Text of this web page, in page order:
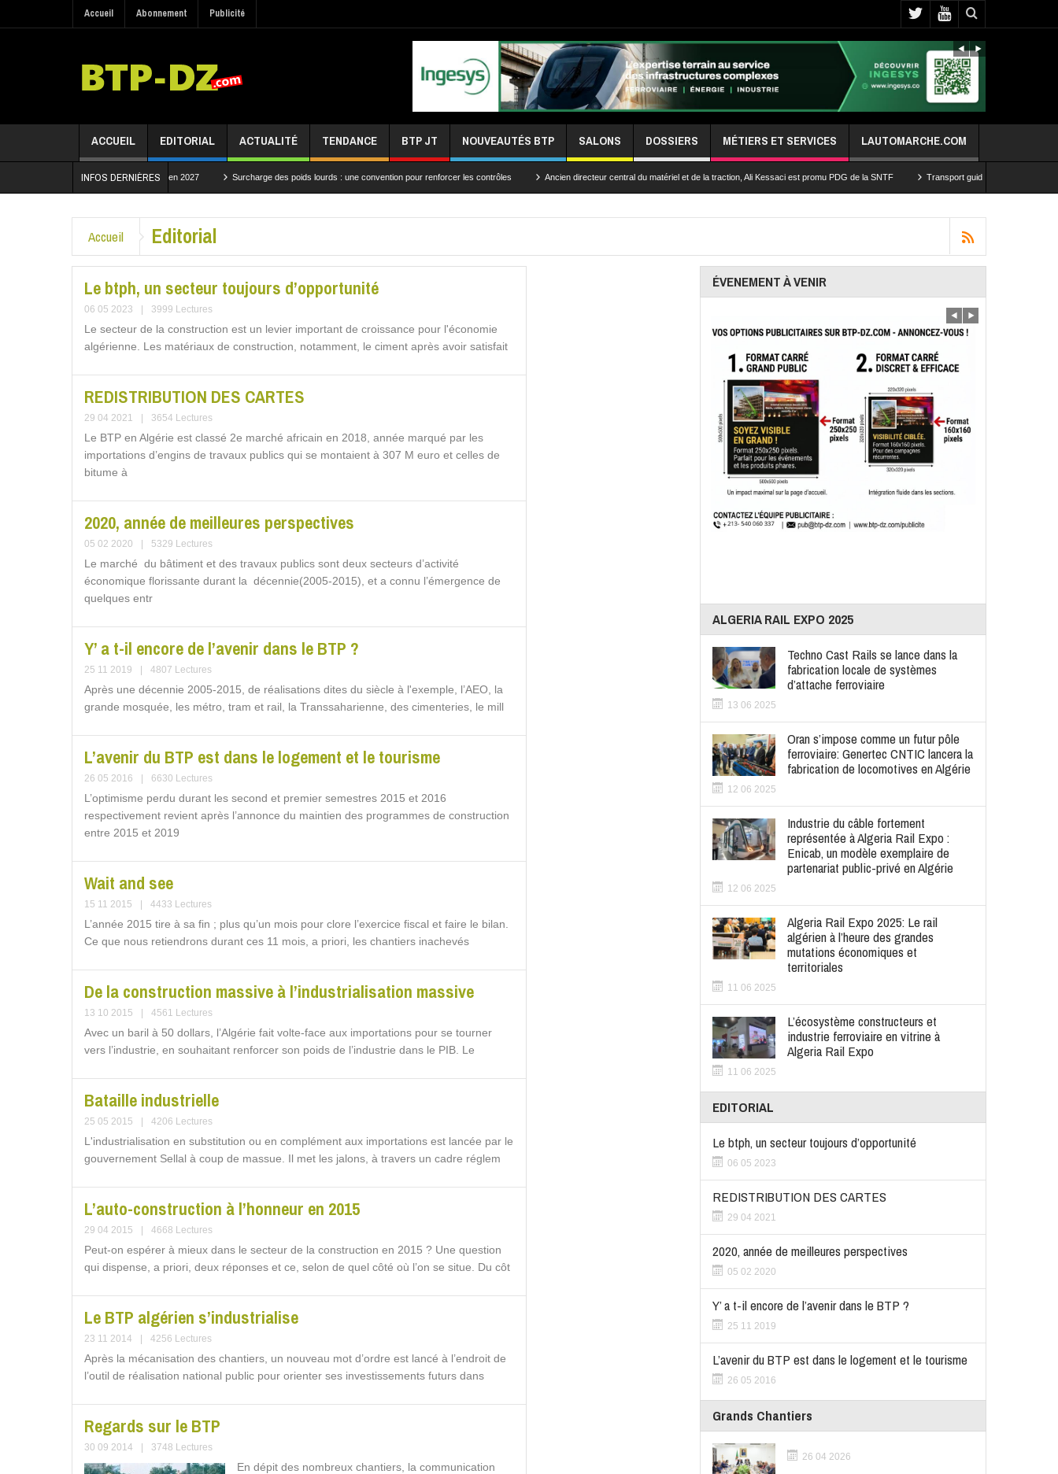
Accueil Abonnement Publicité
ACCUEIL EDITORIAL ACTUALITÉ TENDANCE BTP JT NOUVEAUTÉS BTP SALONS DOSSIERS MÉTIERS ET SERVICES LAUTOMARCHE.COM
INFOS DERNIÈRES
un projet structurant attendu en 2027 Surcharge des poids lourds : une convention pour renforcer les contrôles Ancien directeur central du matériel et de la traction, Ali Kessaci est promu PDG de la SNTF Transport guidé de la capitale: les travaux
Accueil Editorial
Le btph, un secteur toujours d’opportunité
06 05 2023 3999 Lectures
Le secteur de la construction est un levier important de croissance pour l'économie
algérienne. Les matériaux de construction, notamment, le ciment après avoir satisfait
REDISTRIBUTION DES CARTES
29 04 2021 3654 Lectures
Le BTP en Algérie est classé 2e marché africain en 2018, année marqué par les
importations d’engins de travaux publics qui se montaient à 307 M euro et celles de
bitume à
2020, année de meilleures perspectives
05 02 2020 5329 Lectures
Le marché du bâtiment et des travaux publics sont deux secteurs d’activité
économique florissante durant la décennie(2005-2015), et a connu l’émergence de
quelques entr
Y’ a t-il encore de l’avenir dans le BTP ?
25 11 2019 4807 Lectures
Après une décennie 2005-2015, de réalisations dites du siècle à l'exemple, l’AEO, la
grande mosquée, les métro, tram et rail, la Transsaharienne, des cimenteries, le mill
L’avenir du BTP est dans le logement et le tourisme
26 05 2016 6630 Lectures
L’optimisme perdu durant les second et premier semestres 2015 et 2016
respectivement revient après l’annonce du maintien des programmes de construction
entre 2015 et 2019
Wait and see
15 11 2015 4433 Lectures
L’année 2015 tire à sa fin ; plus qu’un mois pour clore l’exercice fiscal et faire le bilan.
Ce que nous retiendrons durant ces 11 mois, a priori, les chantiers inachevés
De la construction massive à l’industrialisation massive
13 10 2015 4561 Lectures
Avec un baril à 50 dollars, l’Algérie fait volte-face aux importations pour se tourner
vers l’industrie, en souhaitant renforcer son poids de l’industrie dans le PIB. Le
Bataille industrielle
25 05 2015 4206 Lectures
L'industrialisation en substitution ou en complément aux importations est lancée par le
gouvernement Sellal à coup de massue. Il met les jalons, à travers un cadre réglem
L’auto-construction à l’honneur en 2015
29 04 2015 4668 Lectures
Peut-on espérer à mieux dans le secteur de la construction en 2015 ? Une question
qui dispense, a priori, deux réponses et ce, selon de quel côté où l’on se situe. Du côt
Le BTP algérien s’industrialise
23 11 2014 4256 Lectures
Après la mécanisation des chantiers, un nouveau mot d’ordre est lancé à l’endroit de
l’outil de réalisation national public pour orienter ses investissements futurs dans
Regards sur le BTP
30 09 2014 3748 Lectures
En dépit des nombreux chantiers, la communication
ÉVENEMENT À VENIR
ALGERIA RAIL EXPO 2025
Techno Cast Rails se lance dans la
fabrication locale de systèmes
d’attache ferroviaire
13 06 2025
Oran s’impose comme un futur pôle
ferroviaire: Genertec CNTIC lancera la
fabrication de locomotives en Algérie
12 06 2025
Industrie du câble fortement
représentée à Algeria Rail Expo :
Enicab, un modèle exemplaire de
partenariat public-privé en Algérie
12 06 2025
Algeria Rail Expo 2025: Le rail
algérien à l’heure des grandes
mutations économiques et
territoriales
11 06 2025
L’écosystème constructeurs et
industrie ferroviaire en vitrine à
Algeria Rail Expo
11 06 2025
EDITORIAL
Le btph, un secteur toujours d’opportunité
06 05 2023
REDISTRIBUTION DES CARTES
29 04 2021
2020, année de meilleures perspectives
05 02 2020
Y’ a t-il encore de l’avenir dans le BTP ?
25 11 2019
L’avenir du BTP est dans le logement et le tourisme
26 05 2016
Grands Chantiers
26 04 2026